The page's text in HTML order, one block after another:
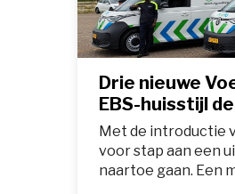
Drie nieuwe
EBS-huisstijl
Met de introductie
voor stap aan een
naartoe gaan. Een